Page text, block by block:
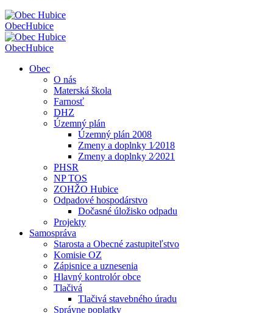
ObecHubice
ObecHubice
Obec
O nás
Materská škola
Farnosť
DHZ
Územný plán
Územný plán 2008
Zmeny a doplnky 1⁄2018
Zmeny a doplnky 2⁄2021
PHSR
NP TOS
ZOHŽO Hubice
Odpadové hospodárstvo
Dočasné úložisko odpadu
Projekty
Samospráva
Starosta a Obecné zastupiteľstvo
Komisie OZ
Zápisnice a uznesenia
Hlavný kontrolór obce
Tlačivá
Tlačivá stavebného úradu
Správne poplatky